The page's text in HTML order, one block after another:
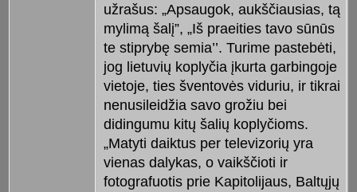
užrašus: „Apsaugok, aukščiausias, tą
mylimą šalį”, „Iš praeities tavo sūnūs
te stiprybę semia’’. Turime pastebėti,
jog lietuvių koplyčia įkurta garbingoje
vietoje, ties šventovės viduriu, ir tikrai
nenusileidžia savo grožiu bei
didingumu kitų šalių koplyčioms.
„Matyti daiktus per televizorių yra
vienas dalykas, o vaikščioti ir
fotografuotis prie Kapitolijaus, Baltųjų